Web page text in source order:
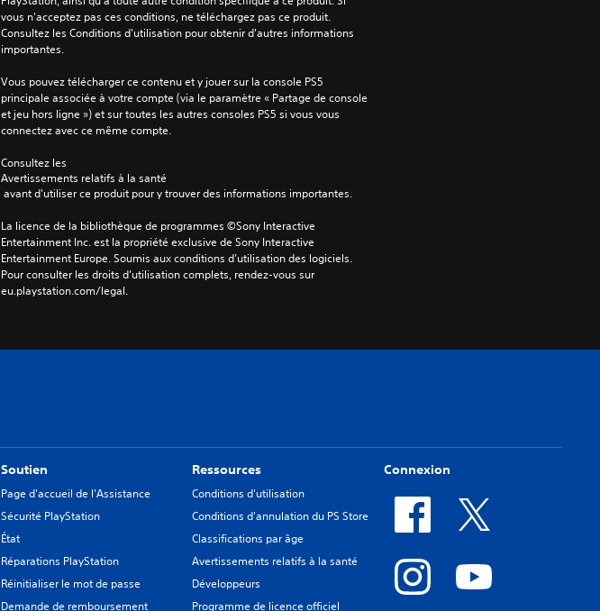
vous n'acceptez pas ces conditions, ne téléchargez pas ce produit.
Consultez les Conditions d'utilisation pour obtenir d'autres informations
importantes.
Vous pouvez télécharger ce contenu et y jouer sur la console PS5
principale associée à votre compte (via le paramètre « Partage de console
et jeu hors ligne ») et sur toutes les autres consoles PS5 si vous vous
connectez avec ce même compte.
Consultez les
Avertissements relatifs à la santé
avant d'utiliser ce produit pour y trouver des informations importantes.
La licence de la bibliothèque de programmes ©Sony Interactive
Entertainment Inc. est la propriété exclusive de Sony Interactive
Entertainment Europe. Soumis aux conditions d’utilisation des logiciels.
Pour consulter les droits d’utilisation complets, rendez-vous sur
eu.playstation.com/legal.
Soutien
Page d'accueil de l'Assistance
Sécurité PlayStation
État
Réparations PlayStation
Réinitialiser le mot de passe
Demande de remboursement
Ressources
Conditions d'utilisation
Conditions d'annulation du PS Store
Classifications par âge
Avertissements relatifs à la santé
Développeurs
Programme de licence officiel
Connexion